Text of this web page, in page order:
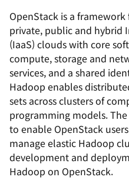
OpenStack is a
private, public and hybrid
(IaaS) clouds with core
compute, storage and
services, and a shared
Hadoop enables
sets across clusters of
programming models.
to enable OpenStack
manage elastic Hadoop
development and
Hadoop on OpenStack.